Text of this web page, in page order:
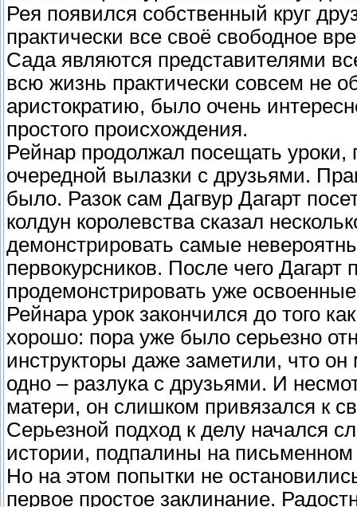
Рея появился собственный круг
практически все своё свободное
Сада являются представителями
всю жизнь практически совсем не
аристократию, было очень
простого происхождения.
Рейнар продолжал посещать
очередной вылазки с друзьями.
было. Разок сам Дагвур Дагарт
колдун королевства сказал
демонстрировать самые
первокурсников. После чего Дагарт
продемонстрировать уже
Рейнара урок закончился до того
хорошо: пора уже было серьезно
инструкторы даже заметили, что
одно – разлука с друзьями. И
матери, он слишком привязался к
Серьезной подход к делу начался
истории, подпалины на
Но на этом попытки не
первое простое заклинание.